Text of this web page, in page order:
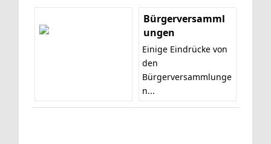
Bürgerversamml
ungen
Einige Eindrücke von
den
Bürgerversammlunge
n...